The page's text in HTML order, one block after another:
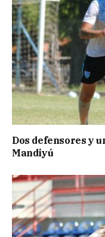
Dos defensores y
Mandiyú